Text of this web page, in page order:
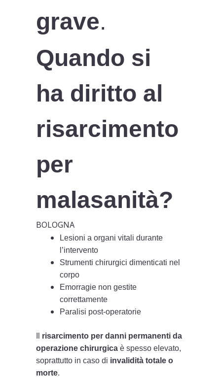
grave.
Quando si
ha diritto al
risarcimento
per
malasanità?
BOLOGNA
Lesioni a organi vitali durante
l’intervento
Strumenti chirurgici dimenticati nel
corpo
Emorragie non gestite
correttamente
Paralisi post-operatorie
risarcimento per danni permanenti da
operazione chirurgica è spesso elevato,
soprattutto in caso di invalidità totale o
morte.